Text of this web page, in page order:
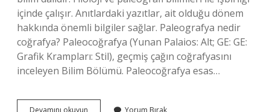
içinde çalışır. Anıtlardaki yazıtlar, ait olduğu dönem
hakkında önemli bilgiler sağlar. Paleografya nedir
coğrafya? Paleocoğrafya (Yunan Palaios: Alt; GE: GE:
Grafik Krampları: Stil), geçmiş çağın coğrafyasını
inceleyen Bilim Bölümü. Paleocoğrafya esas…
Devamını okuyun PaleografyaYorum Bırak